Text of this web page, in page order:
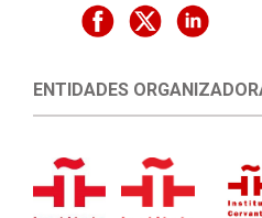
ENTIDADES